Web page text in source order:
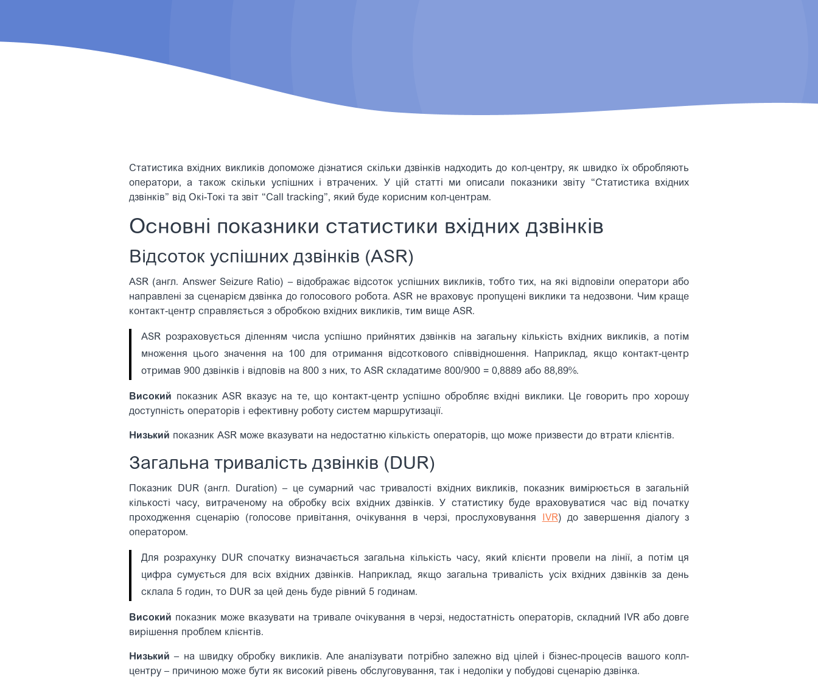
Статистика вхідних викликів допоможе дізнатися скільки дзвінків надходить до кол-центру, як швидко їх обробляють
оператори, а також скільки успішних і втрачених. У цій статті ми описали показники звіту “Статистика вхідних
дзвінків” від Окі-Токі та звіт “Call tracking”, який буде корисним кол-центрам.
Основні показники статистики вхідних дзвінків
Відсоток успішних дзвінків (ASR)
ASR (англ. Answer Seizure Ratio) – відображає відсоток успішних викликів, тобто тих, на які відповіли оператори або
направлені за сценарієм дзвінка до голосового робота. ASR не враховує пропущені виклики та недозвони. Чим краще
контакт-центр справляється з обробкою вхідних викликів, тим вище ASR.
ASR розраховується діленням числа успішно прийнятих дзвінків на загальну кількість вхідних викликів, а потім
множення цього значення на 100 для отримання відсоткового співвідношення. Наприклад, якщо контакт-центр
отримав 900 дзвінків і відповів на 800 з них, то ASR складатиме 800/900 = 0,8889 або 88,89%.
Високий показник ASR вказує на те, що контакт-центр успішно обробляє вхідні виклики. Це говорить про хорошу
доступність операторів і ефективну роботу систем маршрутизації.
Низький показник ASR може вказувати на недостатню кількість операторів, що може призвести до втрати клієнтів.
Загальна тривалість дзвінків (DUR)
Показник DUR (англ. Duration) – це сумарний час тривалості вхідних викликів, показник вимірюється в загальній
кількості часу, витраченому на обробку всіх вхідних дзвінків. У статистику буде враховуватися час від початку
проходження сценарію (голосове привітання, очікування в черзі, прослуховування IVR) до завершення діалогу з
оператором.
Для розрахунку DUR спочатку визначається загальна кількість часу, який клієнти провели на лінії, а потім ця
цифра сумується для всіх вхідних дзвінків. Наприклад, якщо загальна тривалість усіх вхідних дзвінків за день
склала 5 годин, то DUR за цей день буде рівний 5 годинам.
Високий показник може вказувати на тривале очікування в черзі, недостатність операторів, складний IVR або довге
вирішення проблем клієнтів.
Низький – на швидку обробку викликів. Але аналізувати потрібно залежно від цілей і бізнес-процесів вашого колл-
центру – причиною може бути як високий рівень обслуговування, так і недоліки у побудові сценарію дзвінка.